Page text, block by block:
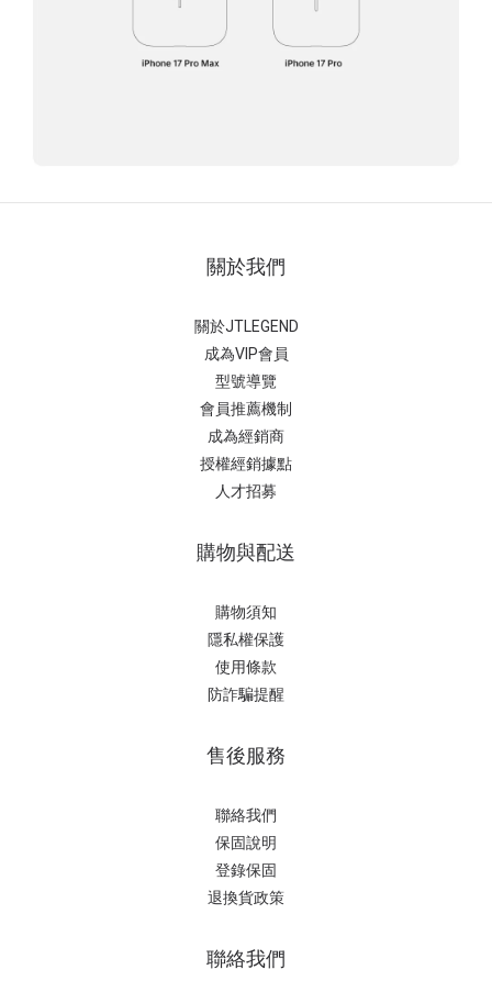
關於我們
關於JTLEGEND
成為VIP會員
型號導覽
會員推薦機制
成為經銷商
授權經銷據點
人才招募
購物與配送
購物須知
隱私權保護
使用條款
防詐騙提醒
售後服務
聯絡我們
保固說明
登錄保固
退換貨政策
聯絡我們